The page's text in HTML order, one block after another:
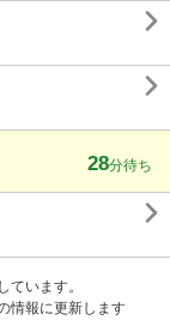


28分待ち

ています。
情報に更新します